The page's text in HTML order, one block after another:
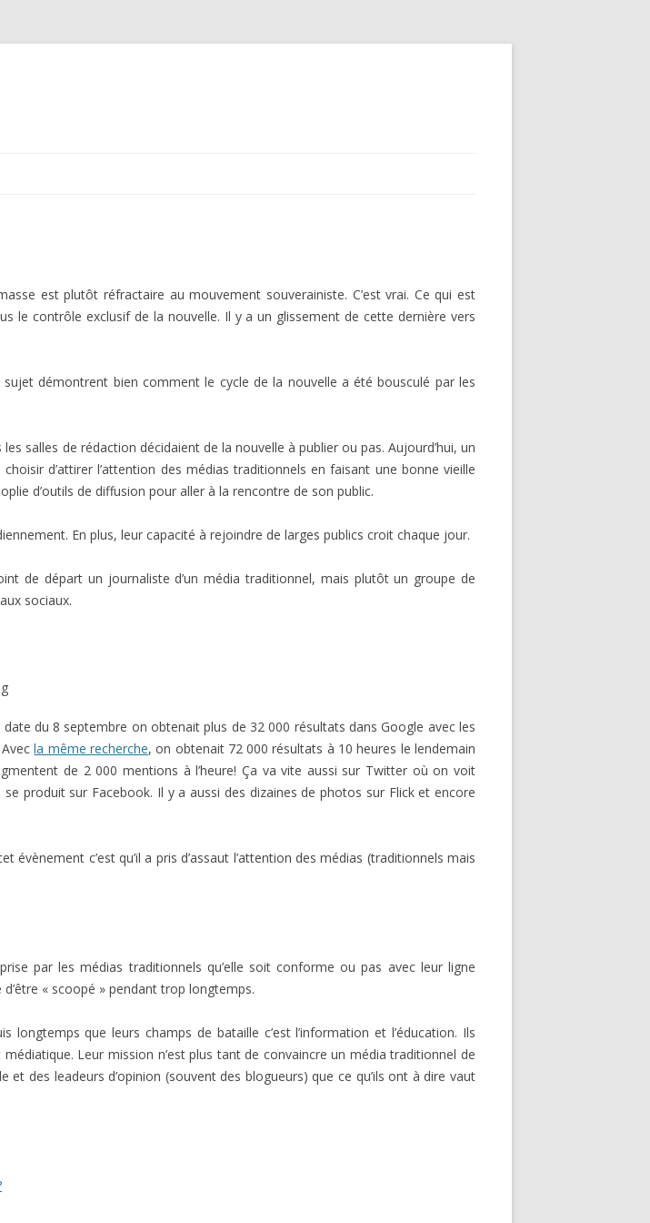
est plutôt réfractaire au mouvement souverainiste. C’est vrai. Ce qui est
le contrôle exclusif de la nouvelle. Il y a un glissement de cette dernière vers
sujet démontrent bien comment le cycle de la nouvelle a été bousculé par les
salles de rédaction décidaient de la nouvelle à publier ou pas. Aujourd’hui, un
d’attirer l’attention des médias traditionnels en faisant une bonne vieille
d’outils de diffusion pour aller à la rencontre de son public.
En plus, leur capacité à rejoindre de larges publics croit chaque jour.
de départ un journaliste d’un média traditionnel, mais plutôt un groupe de
sociaux.
date du 8 septembre on obtenait plus de 32 000 résultats dans Google avec les
Avecla même recherche, on obtenait 72 000 résultats à 10 heures le lendemain
de 2 000 mentions à l’heure! Ça va vite aussi sur Twitter où on voit
produit sur Facebook. Il y a aussi des dizaines de photos sur Flick et encore
c’est qu’il a pris d’assaut l’attention des médias (traditionnels mais
par les médias traditionnels qu’elle soit conforme ou pas avec leur ligne
« scoopé » pendant trop longtemps.
que leurs champs de bataille c’est l’information et l’éducation. Ils
Leur mission n’est plus tant de convaincre un média traditionnel de
des leadeurs d’opinion (souvent des blogueurs) que ce qu’ils ont à dire vaut